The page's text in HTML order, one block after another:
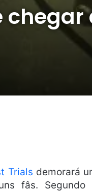
chegar
Trials demorará
fâs. Segundo